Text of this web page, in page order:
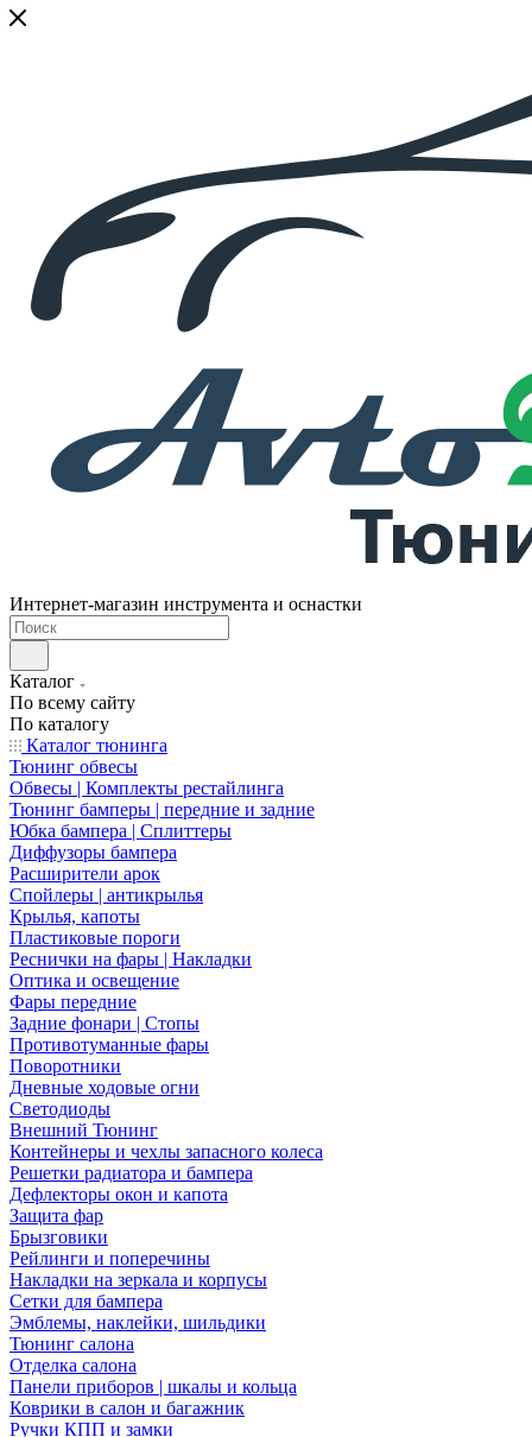
Интернет-магазин инструмента и оснастки
Каталог
По всему сайту
По каталогу
Каталог тюнинга
Тюнинг обвесы
Обвесы | Комплекты рестайлинга
Тюнинг бамперы | передние и задние
Юбка бампера | Сплиттеры
Диффузоры бампера
Расширители арок
Спойлеры | антикрылья
Крылья, капоты
Пластиковые пороги
Реснички на фары | Накладки
Оптика и освещение
Фары передние
Задние фонари | Стопы
Противотуманные фары
Поворотники
Дневные ходовые огни
Светодиоды
Внешний Тюнинг
Контейнеры и чехлы запасного колеса
Решетки радиатора и бампера
Дефлекторы окон и капота
Защита фар
Брызговики
Рейлинги и поперечины
Накладки на зеркала и корпусы
Сетки для бампера
Эмблемы, наклейки, шильдики
Тюнинг салона
Отделка салона
Панели приборов | шкалы и кольца
Коврики в салон и багажник
Ручки КПП и замки